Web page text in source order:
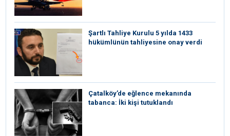
Şartlı Tahliye Kurulu 5 yılda 1433
hükümlünün tahliyesine onay verdi
Çatalköy’de eğlence mekanında
tabanca: İki kişi tutuklandı